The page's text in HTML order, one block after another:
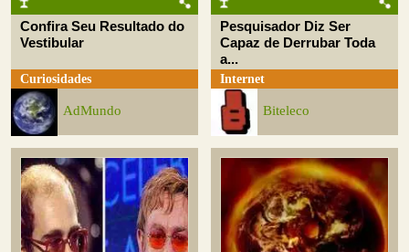
Confira Seu Resultado do
Vestibular
Curiosidades
AdMundo
Pesquisador Diz Ser
Capaz de Derrubar Toda
a...
Internet
Biteleco